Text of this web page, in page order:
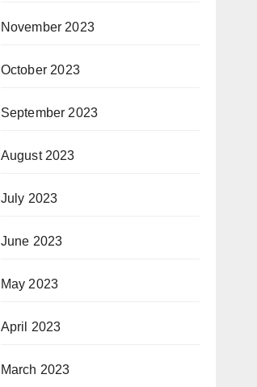
November 2023
October 2023
September 2023
August 2023
July 2023
June 2023
May 2023
April 2023
March 2023